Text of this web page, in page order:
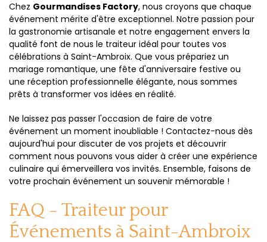
Chez Gourmandises Factory, nous croyons que chaque
événement mérite d'être exceptionnel. Notre passion pour
la gastronomie artisanale et notre engagement envers la
qualité font de nous le traiteur idéal pour toutes vos
célébrations à Saint-Ambroix. Que vous prépariez un
mariage romantique, une fête d'anniversaire festive ou
une réception professionnelle élégante, nous sommes
prêts à transformer vos idées en réalité.
Ne laissez pas passer l'occasion de faire de votre
événement un moment inoubliable ! Contactez-nous dès
aujourd'hui pour discuter de vos projets et découvrir
comment nous pouvons vous aider à créer une expérience
culinaire qui émerveillera vos invités. Ensemble, faisons de
votre prochain événement un souvenir mémorable !
FAQ - Traiteur pour
Événements à Saint-Ambroix